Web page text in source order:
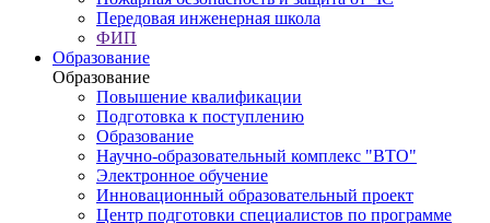
Передовая инженерная школа
ФИП
Образование
Образование
Повышение квалификации
Подготовка к поступлению
Образование
Научно-образовательный комплекс "ВТО"
Электронное обучение
Инновационный образовательный проект
Центр подготовки специалистов по программе